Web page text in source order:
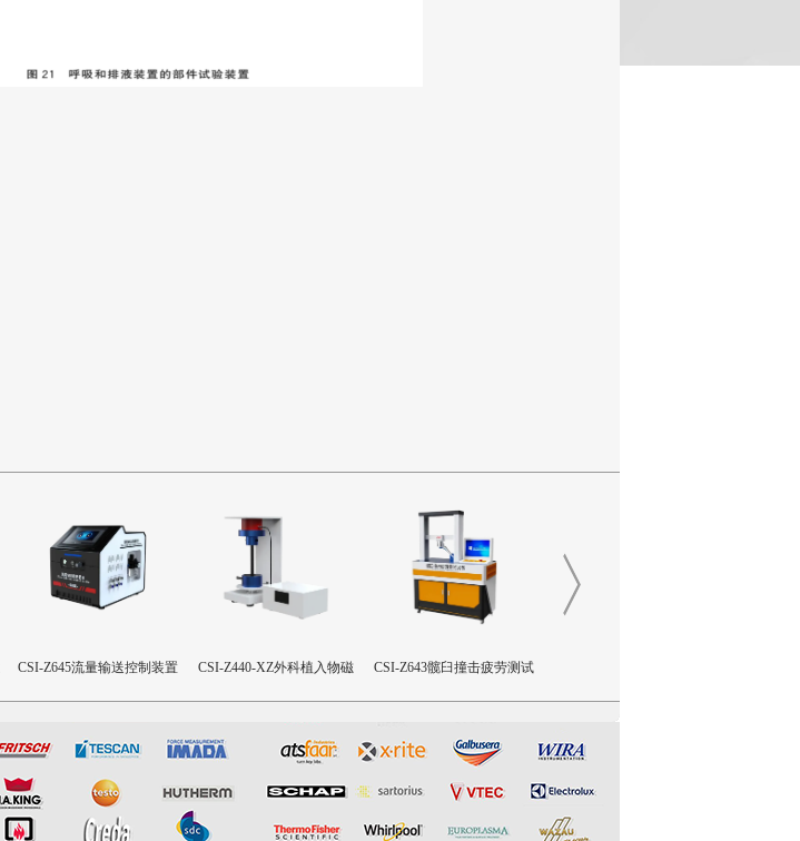
CSI-Z645流量输送控制装置
CSI-Z440-XZ外科植入物磁
CSI-Z643髋臼撞击疲劳测试